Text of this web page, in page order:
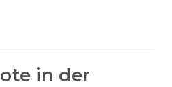
in der